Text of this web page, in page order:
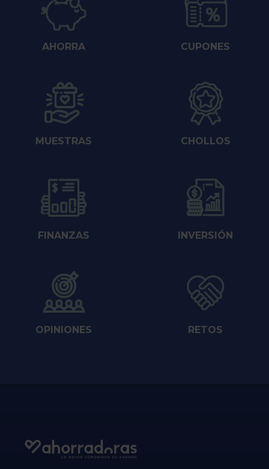
AHORRA CUPONES
MUESTRAS CHOLLOS
FINANZAS INVERSIÓN
OPINIONES RETOS